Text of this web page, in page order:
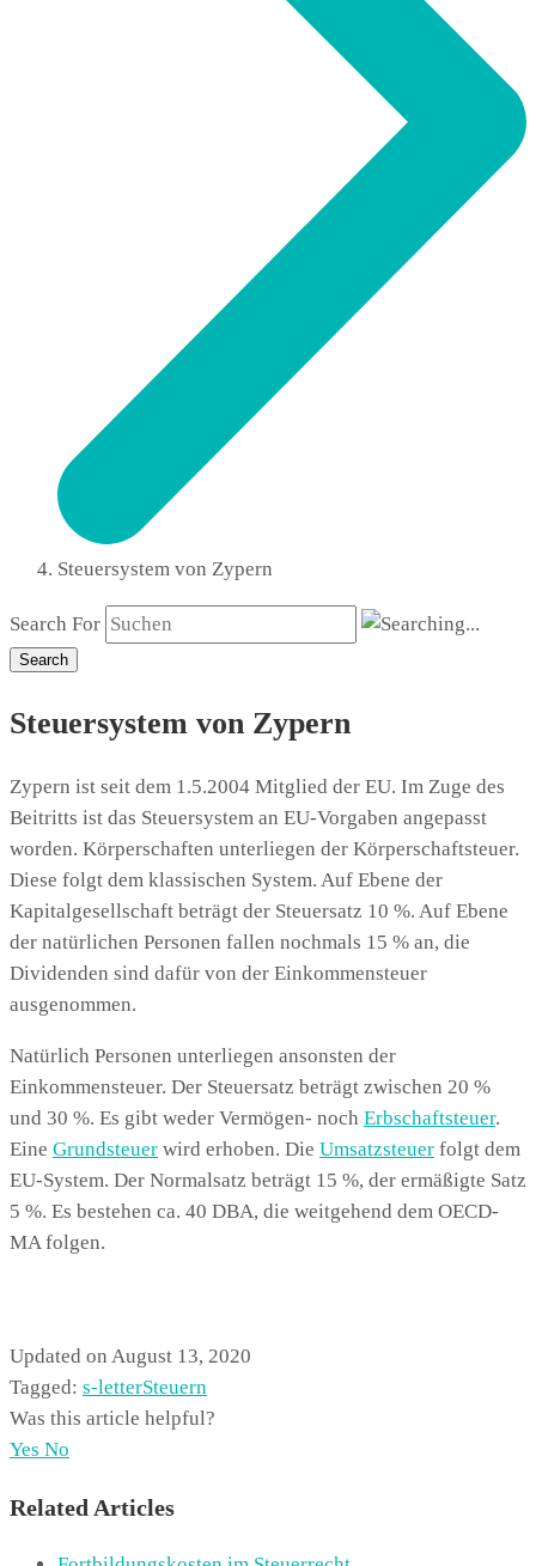
Steuersystem von Zypern
Search For
Search
Steuersystem von Zypern
Zypern ist seit dem 1.5.2004 Mitglied der EU. Im Zuge des
Beitritts ist das Steuersystem an EU-Vorgaben angepasst
worden. Körperschaften unterliegen der Körperschaftsteuer.
Diese folgt dem klassischen System. Auf Ebene der
Kapitalgesellschaft beträgt der Steuersatz 10 %. Auf Ebene
der natürlichen Personen fallen nochmals 15 % an, die
Dividenden sind dafür von der Einkommensteuer
ausgenommen.
Natürlich Personen unterliegen ansonsten der
Einkommensteuer. Der Steuersatz beträgt zwischen 20 %
und 30 %. Es gibt weder Vermögen- noch Erbschaftsteuer.
Eine Grundsteuer wird erhoben. Die Umsatzsteuer folgt dem
EU-System. Der Normalsatz beträgt 15 %, der ermäßigte Satz
5 %. Es bestehen ca. 40 DBA, die weitgehend dem OECD-
MA folgen.
Updated on August 13, 2020
Tagged: s-letterSteuern
Was this article helpful?
Yes No
Related Articles